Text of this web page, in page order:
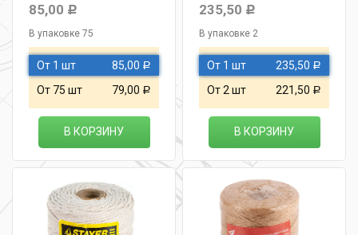
85,00 Р
В упаковке 75
От 1 шт 85,00 Р
От 75 шт 79,00 Р
В КОРЗИНУ
235,50 Р
В упаковке 2
От 1 шт 235,50 Р
От 2 шт 221,50 Р
В КОРЗИНУ